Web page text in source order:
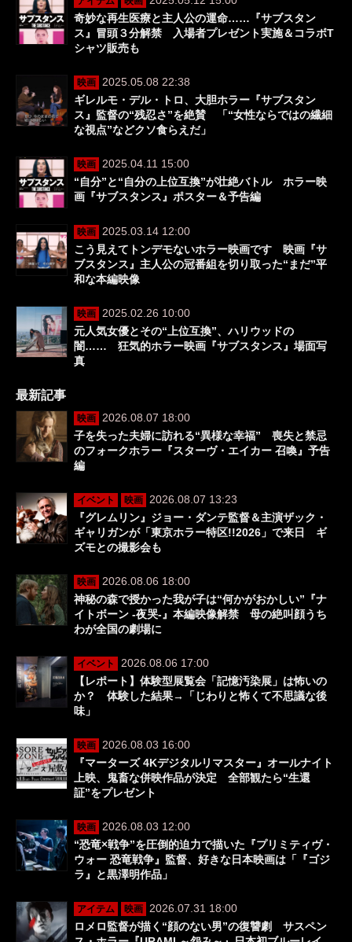
奇妙な再生医療と主人公の運命……『サブスタン
ス』冒頭３分解禁 入場者プレゼント実施＆コラボT
シャツ販売も
映画
2025.05.08 22:38
ギレルモ・デル・トロ、大胆ホラー『サブスタン
ス』監督の“残忍さ”を絶賛 「“女性ならではの繊細
な視点”などクソ食らえだ」
映画
2025.04.11 15:00
“自分”と“自分の上位互換”が壮絶バトル ホラー映
画『サブスタンス』ポスター＆予告編
映画
2025.03.14 12:00
こう見えてトンデモないホラー映画です 映画『サ
ブスタンス』主人公の冠番組を切り取った“まだ”平
和な本編映像
映画
2025.02.26 10:00
元人気女優とその“上位互換”、ハリウッドの
闇…… 狂気的ホラー映画『サブスタンス』場面写
真
最新記事
映画
2026.08.07 18:00
子を失った夫婦に訪れる“異様な幸福” 喪失と禁忌
のフォークホラー『スターヴ・エイカー 召喚』予告
編
イベント 映画
2026.08.07 13:23
『グレムリン』ジョー・ダンテ監督＆主演ザック・
ギャリガンが「東京ホラー特区!!2026」で来日 ギ
ズモとの撮影会も
映画
2026.08.06 18:00
神秘の森で授かった我が子は“何かがおかしい”『ナ
イトボーン -夜哭-』本編映像解禁 母の絶叫顔うち
わが全国の劇場に
イベント
2026.08.06 17:00
【レポート】体験型展覧会「記憶汚染展」は怖いの
か？ 体験した結果→「じわりと怖くて不思議な後
味」
映画
2026.08.03 16:00
『マーターズ 4Kデジタルリマスター』オールナイト
上映、鬼畜な併映作品が決定 全部観たら“生還
証”をプレゼント
映画
2026.08.03 12:00
“恐竜×戦争”を圧倒的迫力で描いた『プリミティヴ・
ウォー 恐竜戦争』監督、好きな日本映画は「『ゴジ
ラ』と黒澤明作品」
アイテム 映画
2026.07.31 18:00
ロメロ監督が描く“顔のない男”の復讐劇 サスペン